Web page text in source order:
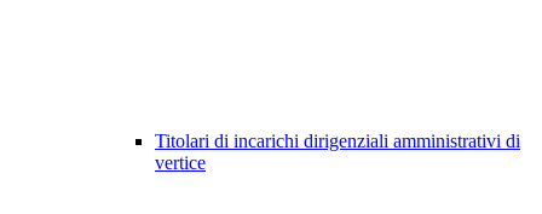
Titolari di incarichi dirigenziali amministrativi di
vertice